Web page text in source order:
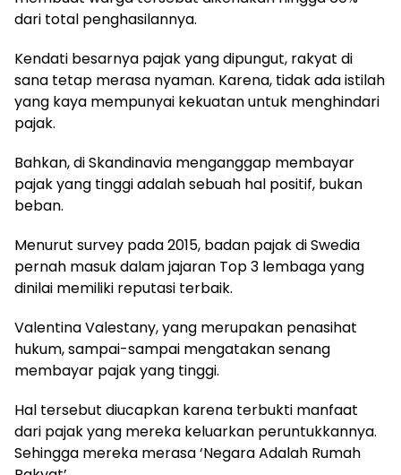
dari total penghasilannya.
Kendati besarnya pajak yang dipungut, rakyat di
sana tetap merasa nyaman. Karena, tidak ada istilah
yang kaya mempunyai kekuatan untuk menghindari
pajak.
Bahkan, di Skandinavia menganggap membayar
pajak yang tinggi adalah sebuah hal positif, bukan
beban.
Menurut survey pada 2015, badan pajak di Swedia
pernah masuk dalam jajaran Top 3 lembaga yang
dinilai memiliki reputasi terbaik.
Valentina Valestany, yang merupakan penasihat
hukum, sampai-sampai mengatakan senang
membayar pajak yang tinggi.
Hal tersebut diucapkan karena terbukti manfaat
dari pajak yang mereka keluarkan peruntukkannya.
Sehingga mereka merasa ‘Negara Adalah Rumah